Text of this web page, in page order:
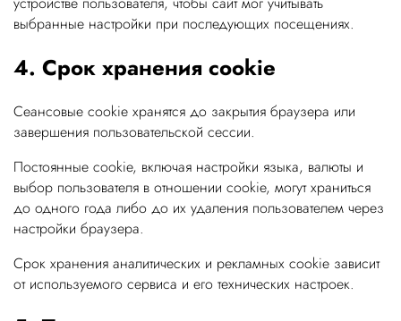
выбранные настройки при последующих посещениях.
4. Срок хранения cookie
Сеансовые cookie хранятся до закрытия браузера или
завершения пользовательской сессии.
Постоянные cookie, включая настройки языка, валюты и
выбор пользователя в отношении cookie, могут храниться
до одного года либо до их удаления пользователем через
настройки браузера.
Срок хранения аналитических и рекламных cookie зависит
от используемого сервиса и его технических настроек.